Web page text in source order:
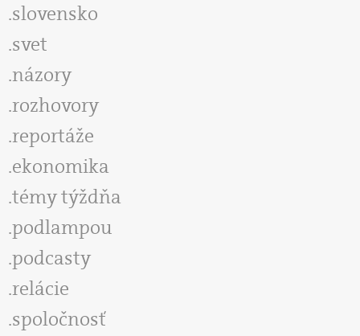
slovensko
svet
názory
rozhovory
reportáže
ekonomika
témy týždňa
podlampou
podcasty
relácie
spoločnosť